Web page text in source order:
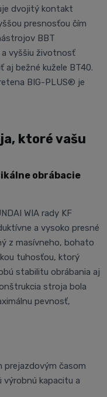
dvojitý kontakt
presnosťou čím
BBT
a vyššiu životnosť
bežné kužele BT40.
BIG-PLUS® je
ktoré vašu
obrábacie
WIA rady KF
a vysoko presné
z masívneho, bohato
tuhosťou, ktorý
stabilitu obrábania aj
stroja bola
pevnosť,
prejazdovým časom
výrobnú kapacitu a